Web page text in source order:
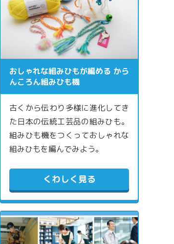
おしゃれな組みひもが編める から
んころん組みひも機
古くから伝わり多様に進化してき
た日本の伝統工芸品の組みひも。
組みひも機をつくっておしゃれな
組みひもを編んでみよう。
くわしく見る